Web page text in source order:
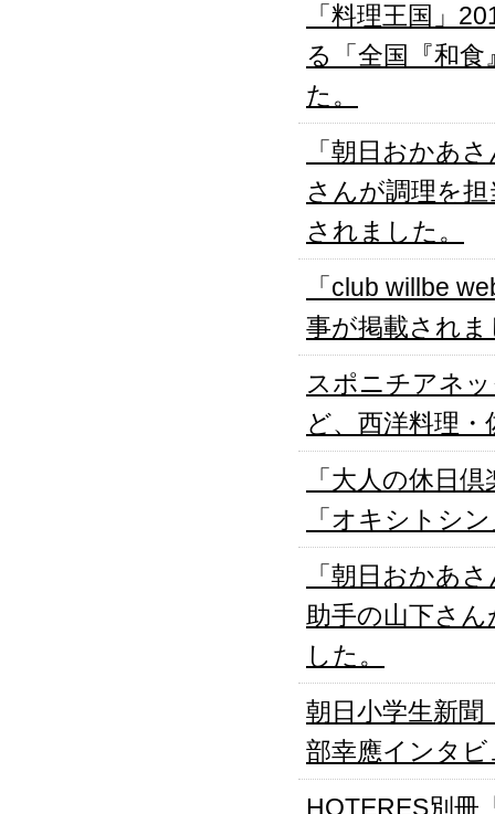
「料理王国」
る「全国『和
た。
「朝日おかあ
さんが調理を
されました。
「club willbe
事が掲載され
スポニチアネ
ど、西洋料理
「大人の休日
「オキシトシ
「朝日おかあ
助手の山下さ
した。
朝日小学生新聞
部幸應インタ
HOTERES別冊